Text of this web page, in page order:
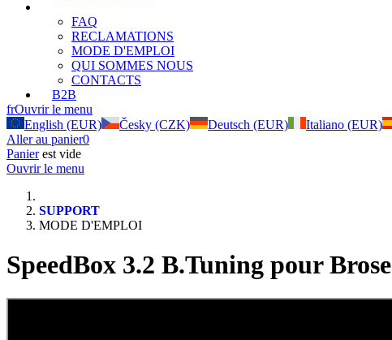
FAQ
RECLAMATIONS
MODE D'EMPLOI
QUI SOMMES NOUS
CONTACTS
B2B
frOuvrir le menu
English (EUR)
Česky (CZK) Deutsch (EUR) Italiano (EUR)
Aller au panier0
Panierest vide
Ouvrir le menu
SUPPORT
MODE D'EMPLOI
SpeedBox 3.2 B.Tuning pour Brose